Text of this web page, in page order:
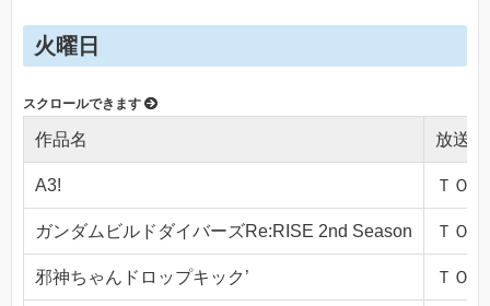
火曜日
作品名 放送局
A3! ＴＯ
ガンダムビルドダイバーズRe:RISE 2nd Season ＴＯ
邪神ちゃんドロップキック’ ＴＯ